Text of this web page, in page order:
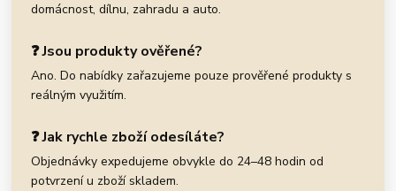
domácnost, dílnu, zahradu a auto.
❓ Jsou produkty ověřené?
Ano. Do nabídky zařazujeme pouze prověřené produkty s
reálným využitím.
❓ Jak rychle zboží odesíláte?
Objednávky expedujeme obvykle do 24–48 hodin od
potvrzení u zboží skladem.